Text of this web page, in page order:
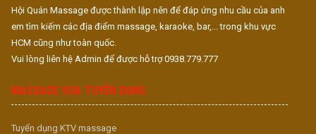
Hội Quán Massage được thành lập nên để đáp ứng nhu cầu của anh
em tìm kiếm các địa điểm massage, karaoke, bar,... trong khu vực
HCM cũng như toàn quốc.
Vui lòng liên hệ Admin để được hỗ trợ 0938.779.777
MASSAGE VUA TUYỂN DỤNG
Tuyển dụng KTV massage